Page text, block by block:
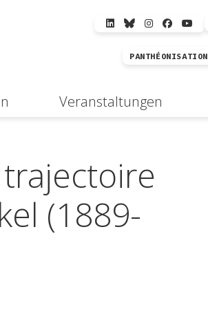
PANTHÉONISATION
Veranstaltungen
(1889-